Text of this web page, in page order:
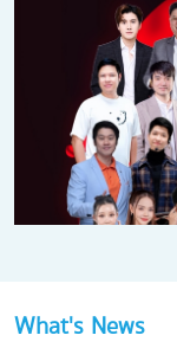
What's News